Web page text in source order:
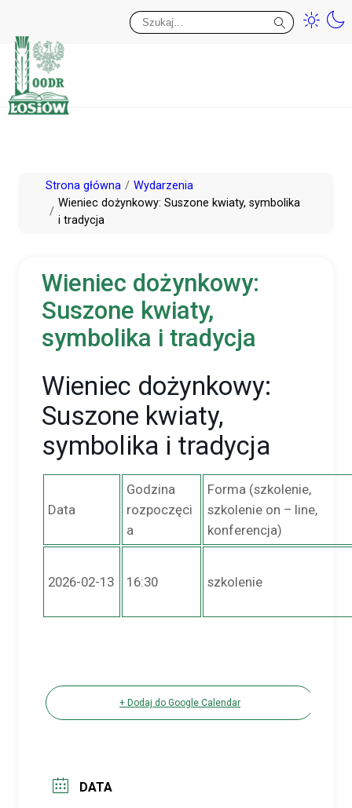
PrzejdźStrona główna
Wydarzenia
Wieniec dożynkowy: Suszone kwiaty, symbolika
i tradycja
Wieniec dożynkowy:
Suszone kwiaty,
symbolika i tradycja
Wieniec dożynkowy:
Suszone kwiaty,
symbolika i tradycja
Data
Godzina
rozpoczęci
a
Forma (szkolenie,
szkolenie on – line,
konferencja)
2026-02-13 16:30 szkolenie
+ Dodaj do Google Calendar
DATA